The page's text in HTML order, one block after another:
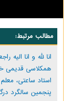
مطالب مرتبط:
انا لله و انا الیه
همکلاسی قدیمی
استاد ساعتی،
پنجمین سالگرد